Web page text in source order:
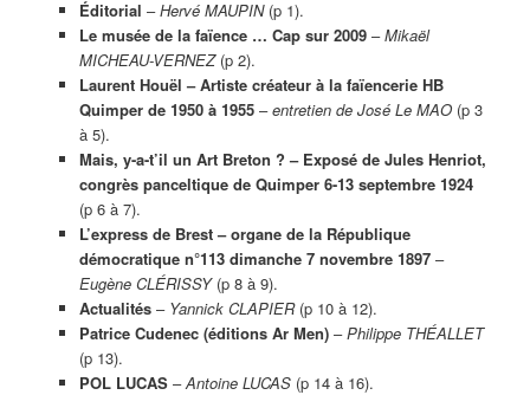
Éditorial –Hervé MAUPIN (p 1).
Le musée de la faïence … Cap sur 2009–Mikaël
MICHEAU-VERNEZ(p 2).
Laurent Houël – Artiste créateur à la faïencerie HB
Quimper de 1950 à 1955–entretien de José Le MAO(p 3
à 5).
Mais, y-a-t’il un Art Breton ? – Exposé de Jules Henriot,
congrès panceltique de Quimper 6-13 septembre 1924
(p 6 à 7).
L’express de Brest – organe de la République
démocratique n°113 dimanche 7 novembre 1897–
Eugène CLÉRISSY(p 8 à 9).
Actualités– Yannick CLAPIER(p 10 à 12).
Patrice Cudenec (éditions Ar Men)–Philippe THÉALLET
(p 13).
POL LUCAS–Antoine LUCAS(p 14 à 16).